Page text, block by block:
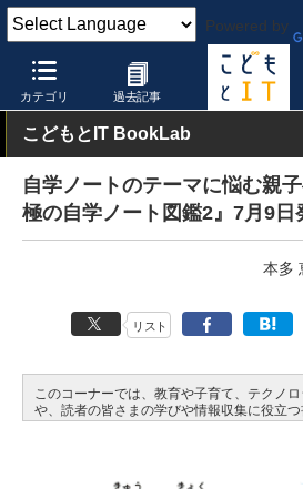
Powered by
カテゴリ 過去記事
こどもとIT トピック 夏休み
こどもとIT BookLab
自学ノートのテーマに悩む親
極の自学ノート図鑑2』7月9日
本多
リスト
このコーナーでは、教育や子育て、テクノ
や、読者の皆さまの学びや情報収集に役立つ